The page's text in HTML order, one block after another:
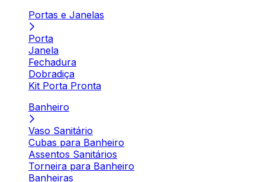
Portas e Janelas
Porta
Janela
Fechadura
Dobradiça
Kit Porta Pronta
Banheiro
Vaso Sanitário
Cubas para Banheiro
Assentos Sanitários
Torneira para Banheiro
Banheiras